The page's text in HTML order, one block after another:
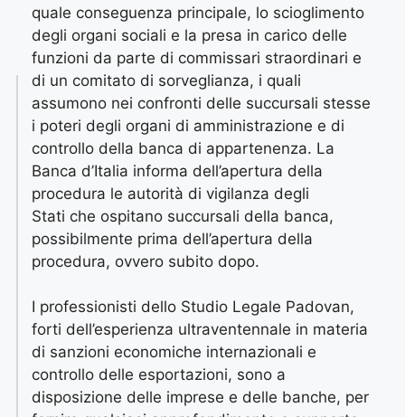
quale conseguenza principale, lo scioglimento
degli organi sociali e la presa in carico delle
funzioni da parte di commissari straordinari e
di un comitato di sorveglianza, i quali
assumono nei confronti delle succursali stesse
i poteri degli organi di amministrazione e di
controllo della banca di appartenenza. La
Banca d’Italia informa dell’apertura della
procedura le autorità di vigilanza degli
Stati che ospitano succursali della banca,
possibilmente prima dell’apertura della
procedura, ovvero subito dopo.
I professionisti dello Studio Legale Padovan,
forti dell’esperienza ultraventennale in materia
di sanzioni economiche internazionali e
controllo delle esportazioni, sono a
disposizione delle imprese e delle banche, per